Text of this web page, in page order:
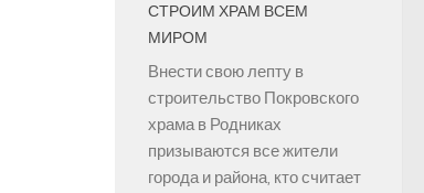
СТРОИМ ХРАМ ВСЕМ
МИРОМ
Внести свою лепту в
строительство Покровского
храма в Родниках
призываются все жители
города и района, кто считает